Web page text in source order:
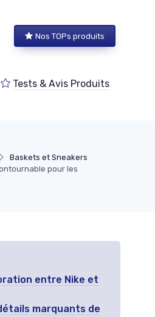
Nos TOPs produits
Tests & Avis Produits
Baskets et Sneakers
pour les
entre Nike et
marquants de